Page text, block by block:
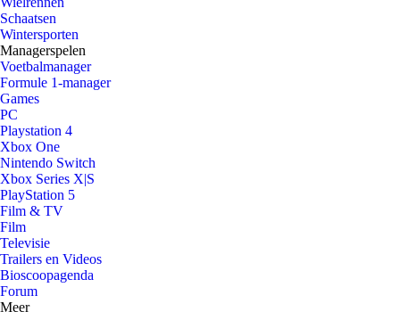
Schaatsen
Wintersporten
Managerspelen
Voetbalmanager
Formule 1-manager
Games
PC
Playstation 4
Xbox One
Nintendo Switch
Xbox Series X|S
PlayStation 5
Film & TV
Film
Televisie
Trailers en Videos
Bioscoopagenda
Forum
Meer